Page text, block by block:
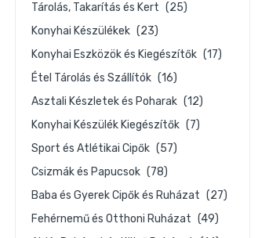
Tárolás, Takarítás és Kert (25)
Konyhai Készülékek (23)
Konyhai Eszközök és Kiegészítők (17)
Étel Tárolás és Szállítók (16)
Asztali Készletek és Poharak (12)
Konyhai Készülék Kiegészítők (7)
Sport és Atlétikai Cipők (57)
Csizmák és Papucsok (78)
Baba és Gyerek Cipők és Ruházat (27)
Fehérnemű és Otthoni Ruházat (49)